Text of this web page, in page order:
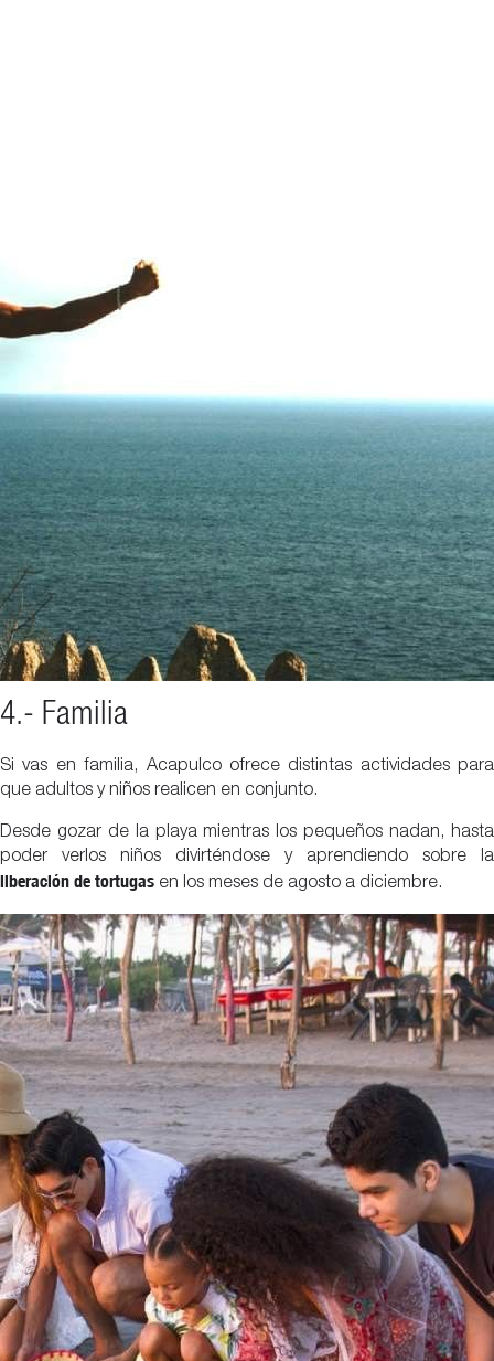
4.- Familia
Si vas en familia, Acapulco ofrece distintas actividades para
que adultos y niños realicen en conjunto.
Desde gozar de la playa mientras los pequeños nadan, hasta
poder verlos niños divirténdose y aprendiendo sobre la
liberación de tortugas en los meses de agosto a diciembre.